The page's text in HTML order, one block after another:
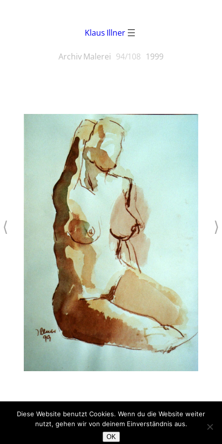
Klaus Illner
Archiv Malerei 94/108 1999
Aktstudie
Wasserfarbe/Rötelstift auf Papier
⟨ ⟩
Diese Website benutzt Cookies. Wenn du die Website weiter
nutzt, gehen wir von deinem Einverständnis aus.
OK